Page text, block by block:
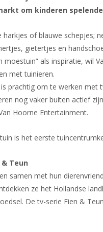
om kinderen
harkjes of blauwe schepjes;
gietertjes en
moestuin” als inspiratie, wil
met tuinieren.
is prachtig om te werken met
nog vaker buiten actief
Hoorne Entertainment.
is het eerste
& Teun
samen met hun
ze het Hollandse
De tv-serie Fien &